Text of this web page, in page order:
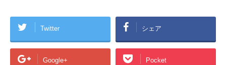
Twitter シェア
Google+ Pocket